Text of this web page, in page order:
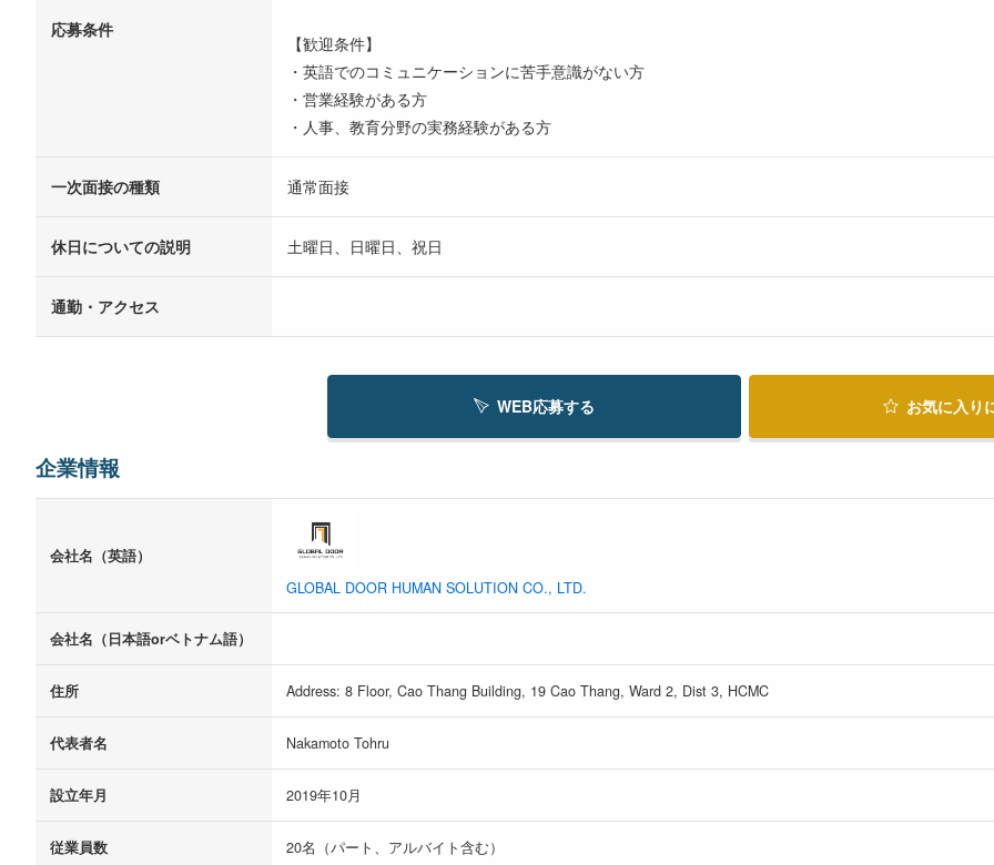
応募条件
【歓迎条件】
・英語でのコミュニケーションに苦手意識がない方
・営業経験がある方
・人事、教育分野の実務経験がある方
一次面接の種類 通常面接
休日についての説明 土曜日、日曜日、祝日
通勤・アクセス
WEB応募する お気に入り
企業情報
会社名（英語）
GLOBAL DOOR HUMAN SOLUTION CO., LTD.
会社名（日本語orベトナム語）
住所 Address: 8 Floor, Cao Thang Building, 19 Cao Thang, Ward 2, Dist 3, HCMC
代表者名 Nakamoto Tohru
設立年月 2019年10月
従業員数 20名（パート、アルバイト含む）